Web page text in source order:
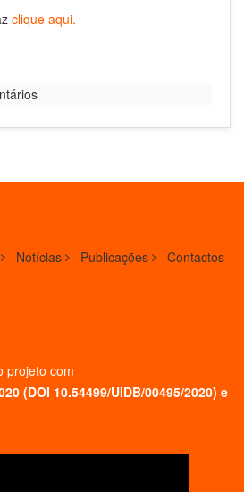
clique aqui.
Notícias Publicações Contactos
projeto com
(DOI 10.54499/UIDB/00495/2020) e